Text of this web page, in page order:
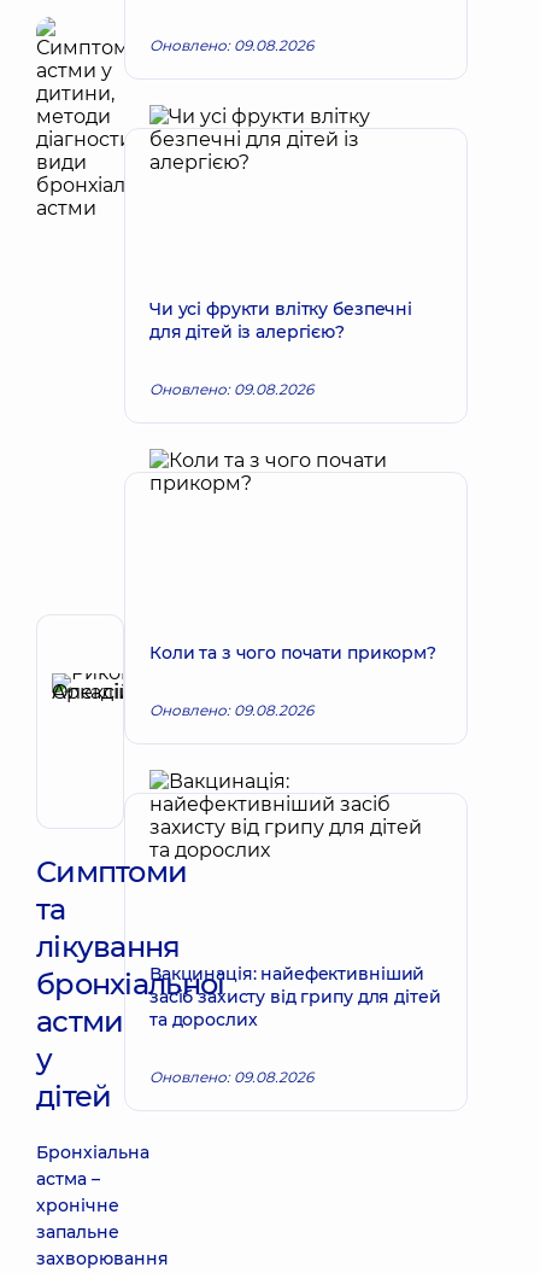
Рецензент
Олексій
Аркадійович
Педіатр;
Гастроентеролог
дитячий
Запис до лікаря
Симптоми
та
лікування
бронхіальної
астми
у
дітей
Бронхіальна
астма –
хронічне
запальне
захворювання
Оновлено: 09.08.2026
Чи усі фрукти влітку безпечні
для дітей із алергією?
Оновлено: 09.08.2026
Коли та з чого почати прикорм?
Оновлено: 09.08.2026
Вакцинація: найефективніший
засіб захисту від грипу для дітей
та дорослих
Оновлено: 09.08.2026